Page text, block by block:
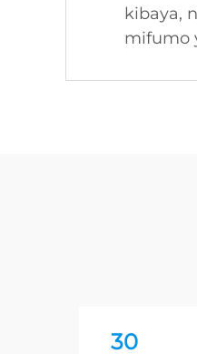
kibaya,
mifumo
30